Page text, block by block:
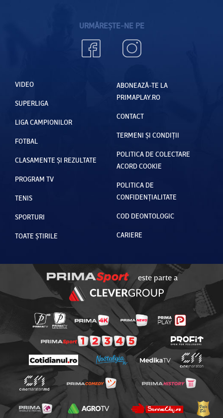
URMĂREȘTE-NE PE
VIDEO
SUPERLIGA
LIGA CAMPIONILOR
FOTBAL
CLASAMENTE ȘI REZULTATE
PROGRAM TV
TENIS
SPORTURI
TOATE ȘTIRILE
ABONEAZĂ-TE LA
PRIMAPLAY.RO
CONTACT
TERMENI ȘI CONDIȚII
POLITICA DE COLECTARE
ACORD COOKIE
POLITICA DE
CONFIDENȚIALITATE
COD DEONTOLOGIC
CARIERE
este parte a